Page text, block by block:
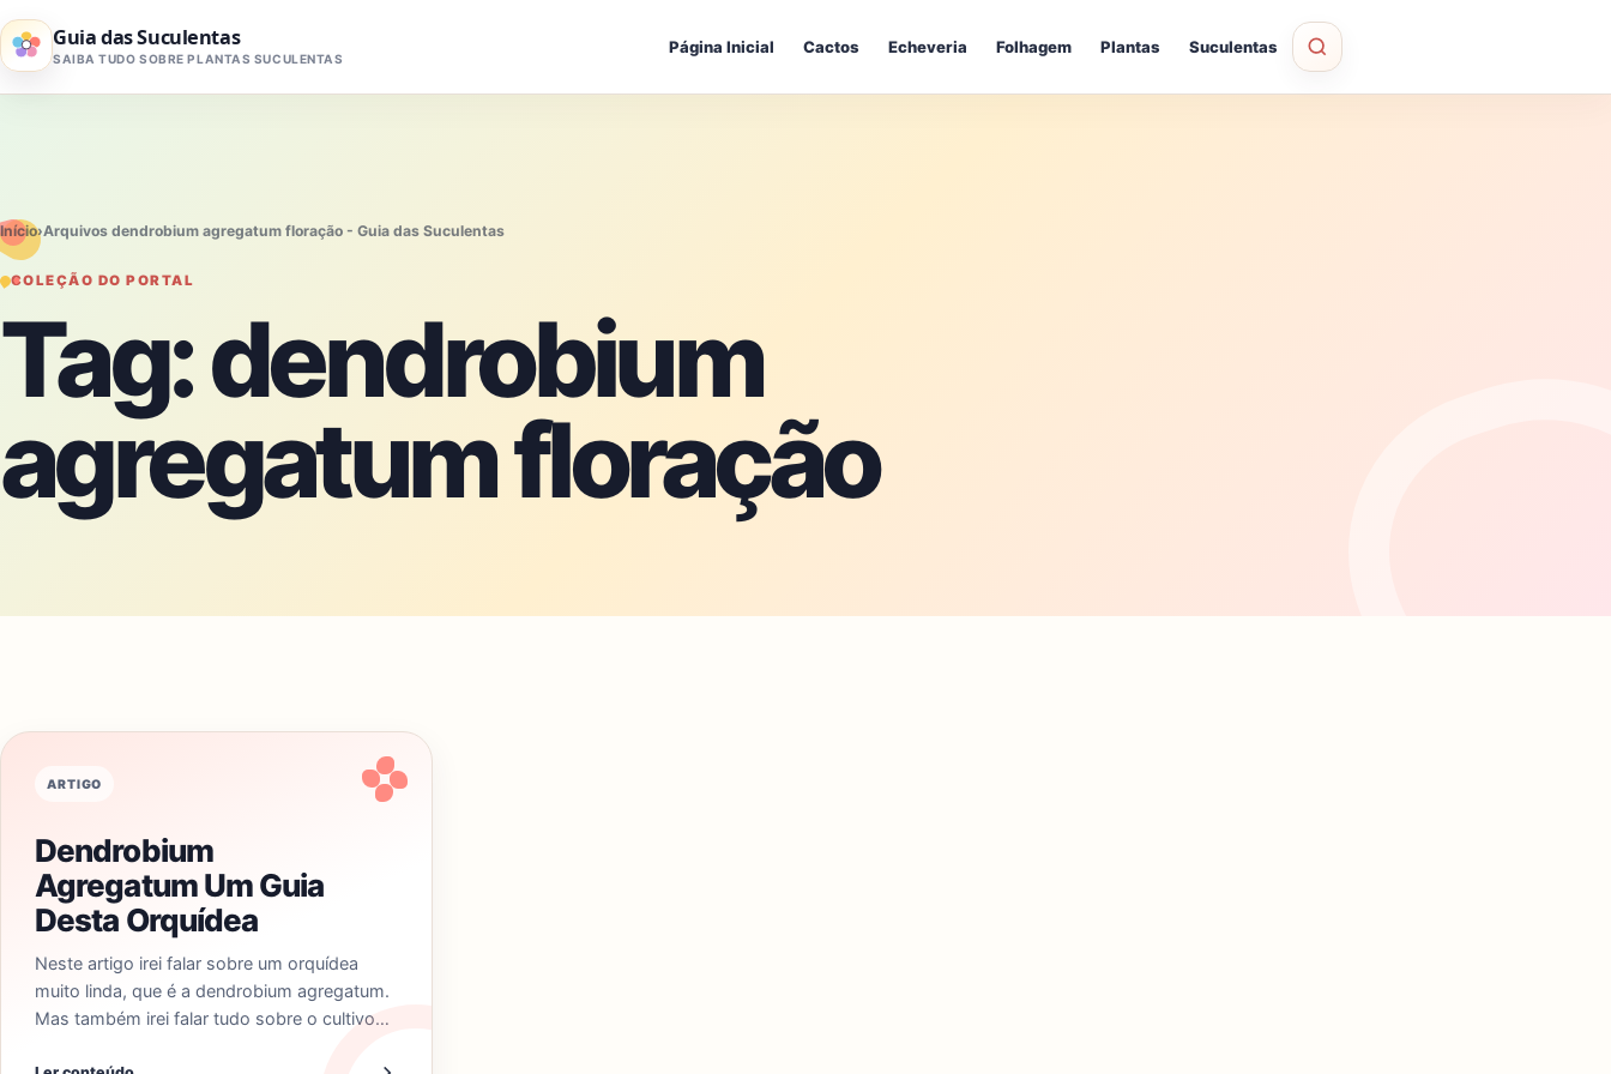
Pular para o conteúdo
Guia das Suculentas
SAIBA TUDO SOBRE PLANTAS SUCULENTAS
Página Inicial Cactos Echeveria Folhagem Plantas Suculentas
Início›Arquivos dendrobium agregatum floração - Guia das Suculentas
COLEÇÃO DO PORTAL
Tag:dendrobium
agregatum floração
ARTIGO
Dendrobium
Agregatum Um Guia
Desta Orquídea
Neste artigo irei falar sobre um orquídea
muito linda, que é a dendrobium agregatum.
Mas também irei falar tudo sobre o cultivo…